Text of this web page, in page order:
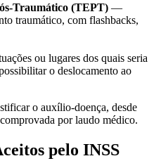
Traumático (TEPT) —
traumático, com flashbacks,
ou lugares dos quais seria
o deslocamento ao
o auxílio-doença, desde
por laudo médico.
pelo INSS